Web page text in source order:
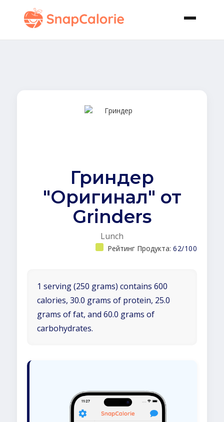
Гриндер
"Оригинал" от
Grinders
Lunch
Рейтинг Продукта: 62/100
1 serving (250 grams) contains 600
calories, 30.0 grams of protein, 25.0
grams of fat, and 60.0 grams of
carbohydrates.